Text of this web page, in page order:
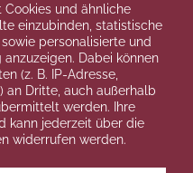
und ähnliche
einzubinden, statistische
personalisierte und
Dabei können
(z. B. IP-Adresse,
an Dritte, auch außerhalb
werden. Ihre
kann jederzeit über die
widerrufen werden.